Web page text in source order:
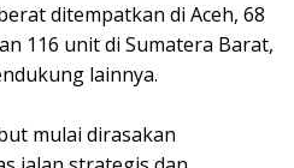
ditempatkan di Aceh, 68
116 unit di Sumatera Barat,
lainnya.
mulai dirasakan